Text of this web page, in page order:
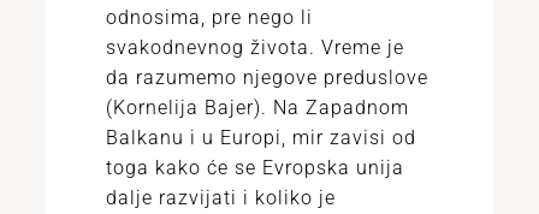
odnosima, pre nego li
svakodnevnog života. Vreme je
da razumemo njegove preduslove
(Kornelija Bajer). Na Zapadnom
Balkanu i u Europi, mir zavisi od
toga kako će se Evropska unija
dalje razvijati i koliko je